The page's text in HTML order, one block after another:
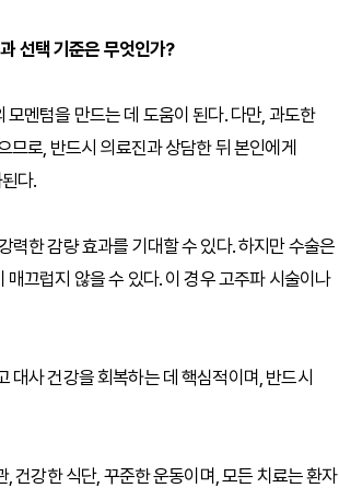
선택 기준은 무엇인가?
멘텀을 만드는 데 도움이 된다. 다만, 과도한
므로, 반드시 의료진과 상담한 뒤 본인에게
다.
력한 감량 효과를 기대할 수 있다. 하지만 수술은
끄럽지 않을 수 있다. 이 경우 고주파 시술이나
사 건강을 회복하는 데 핵심적이며, 반드시
건강한 식단, 꾸준한 운동이며, 모든 치료는 환자